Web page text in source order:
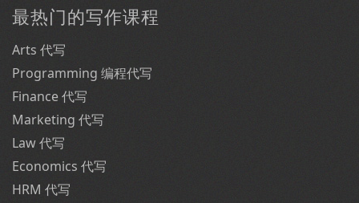
最热门的写作课程
Arts 代写
Programming 编程代写
Finance 代写
Marketing 代写
Law 代写
Economics 代写
HRM 代写